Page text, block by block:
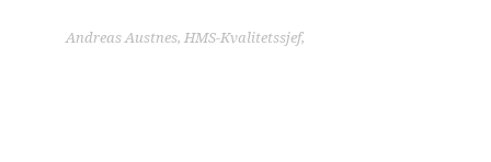
Andreas Austnes, HMS-Kvalitetssjef,